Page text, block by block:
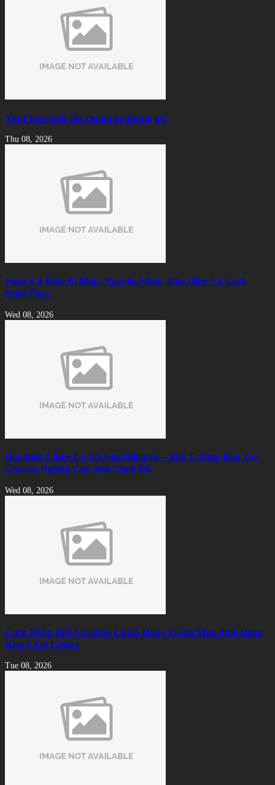
Thuê bàn bida cần chuẩn bị những gì?
Thu 08, 2026
Ngọn Cơ Bida Bị Móp: Nguyên Nhân, Dấu Hiệu Và Cách
Khắc Phục
Wed 08, 2026
Học Bida Libre Tại Sài Gòn Billiards – Môi Trường Đào Tạo
Chuyên Nghiệp Cho Mọi Trình Độ
Wed 08, 2026
Cách Nhận Biết Vải Bida Chính Hãng Tránh Mua Phải Hàng
Kém Chất Lượng
Tue 08, 2026